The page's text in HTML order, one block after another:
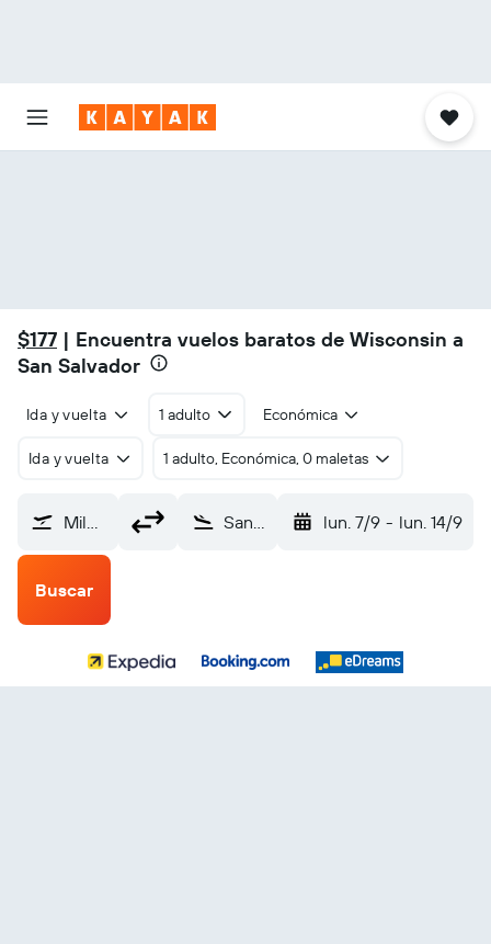
$177 | Encuentra vuelos baratos de Wisconsin a
San Salvador
Ida y vuelta 1 adulto Económica
Ida y vuelta 1 adulto, Económica, 0 maletas
Milwaukee-Mitchell (MKE) San Salvador Internacional de El Salvador (SAL) lun. 7/9 - lun. 14/9
Buscar